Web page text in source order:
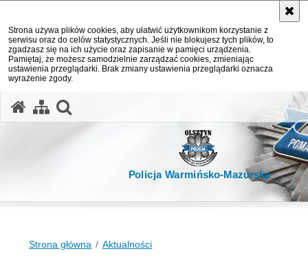
Strona używa plików cookies, aby ułatwić użytkownikom korzystanie z
serwisu oraz do celów statystycznych. Jeśli nie blokujesz tych plików, to
zgadzasz się na ich użycie oraz zapisanie w pamięci urządzenia.
Pamiętaj, że możesz samodzielnie zarządzać cookies, zmieniając
ustawienia przeglądarki. Brak zmiany ustawienia przeglądarki oznacza
wyrażenie zgody.
Policja Warmińsko-Mazurska
Strona główna Aktualności